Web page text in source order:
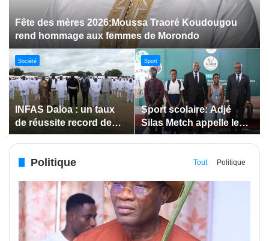
Jeux paralympiques de 2028 :
Société
Bodokro : 30 élèves
célébrés à la Journée de
l’Excellence du Lycée
Société
Insertion des jeunes: La
Côte d’Ivoire renforce le
suivi des conventions
Politique Tout Politique